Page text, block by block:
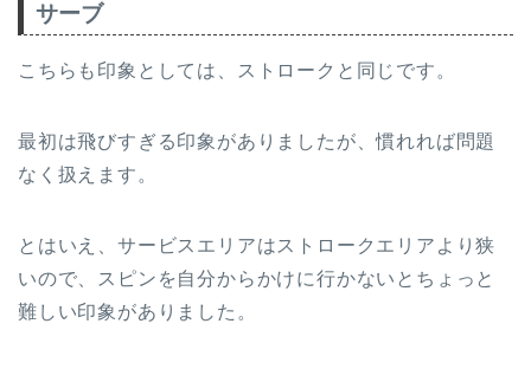
サーブ
こちらも印象としては、ストロークと同じです。
最初は飛びすぎる印象がありましたが、慣れれば問題
なく扱えます。
とはいえ、サービスエリアはストロークエリアより狭
いので、スピンを自分からかけに行かないとちょっと
難しい印象がありました。